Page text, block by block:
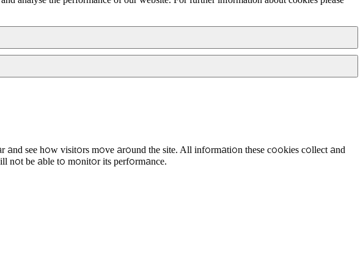
see how visitors move around the site. All information these cookies collect and
not be able to monitor its performance.